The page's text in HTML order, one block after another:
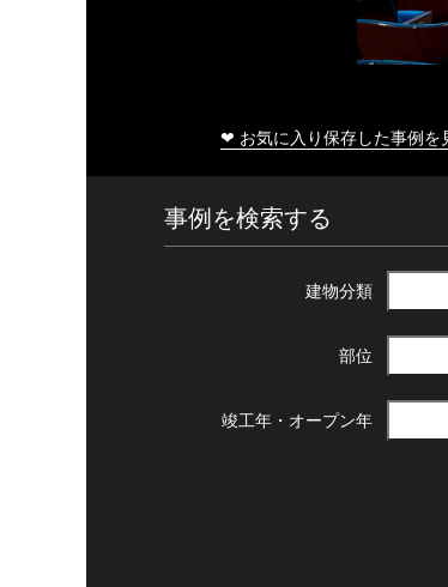
❤ お気に入り保存した事例を
事例を検索する
建物分類
部位
竣工年・ オープン年